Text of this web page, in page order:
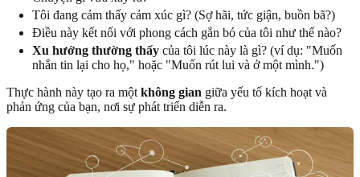
Tôi đang cảm thấy cảm xúc gì? (Sợ hãi, tức giận, buồn bã?)
Điều này kết nối với phong cách gắn bó của tôi như thế nào?
Xu hướng thường thấy của tôi lúc này là gì? (ví dụ: "Muốn
nhắn tin lại cho họ," hoặc "Muốn rút lui và ở một mình.")
Thực hành này tạo ra một không gian giữa yếu tố kích hoạt và
phản ứng của bạn, nơi sự phát triển diễn ra.